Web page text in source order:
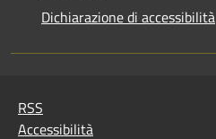
Dichiarazione di accessibilità
RSS
Accessibilità